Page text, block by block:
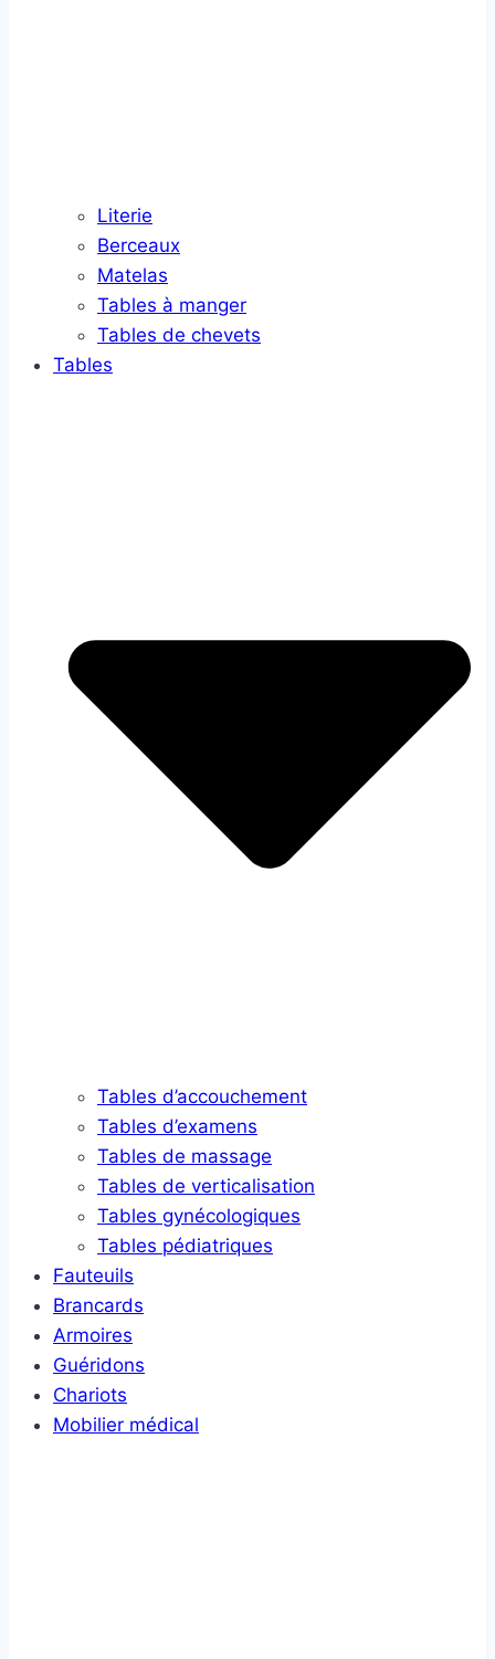
Literie
Berceaux
Matelas
Tables à manger
Tables de chevets
Tables
Tables d’accouchement
Tables d’examens
Tables de massage
Tables de verticalisation
Tables gynécologiques
Tables pédiatriques
Fauteuils
Brancards
Armoires
Guéridons
Chariots
Mobilier médical